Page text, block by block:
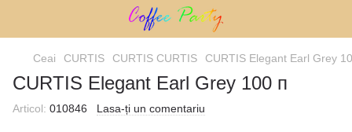
Ceai CURTIS CURTIS CURTIS CURTIS Elegant Earl Grey
CURTIS Elegant Earl Grey 100 п
Articol: 010846 Lasa-ți un comentariu